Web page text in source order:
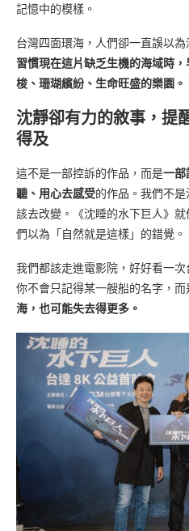
記憶中的模樣。
台灣四面環海，人們卻一直誤以為
習慣現在這片缺乏生機的海域時
梭、珊瑚繽紛、生命旺盛的樂園。
沈靜卻有力的敘事，提
得及
這不是一部控訴的作品，而是一部
聽、用心去感受的作品。我們不
該去改變。《沈睡的水下巨人》
們以為「自然就是這樣」的錯覺。
我們都該走進電影院，好好看一
你不會只記得某一艘船的名字，而
海，也可能失去得更多。